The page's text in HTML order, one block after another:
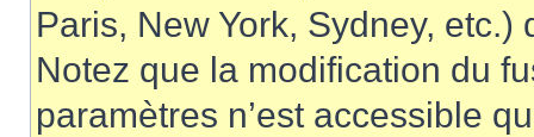
Paris, New York, Sydney, etc.)
Notez que la modification du
paramètres n’est accessible